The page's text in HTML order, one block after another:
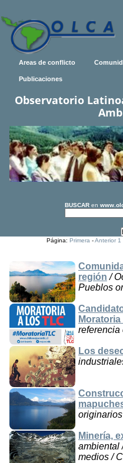
Areas de conflicto
Publicaciones
Observatorio
BUSCAR en
Página:Primera -Anterior 1
región /
Pueblos
referencia
Los
Minería,
ambiental
medios /